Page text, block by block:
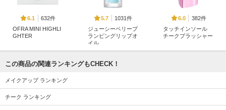
6.1
632件
OFRA MINI HIGHLI
GHTER
5.7
1031件
ジューシーベリープ
ランピングリップオ
イル
6.0
382件
タッチインソール
チークブラッシャー
この商品の関連ランキングもCHECK！
メイクアップ ランキング
チーク ランキング